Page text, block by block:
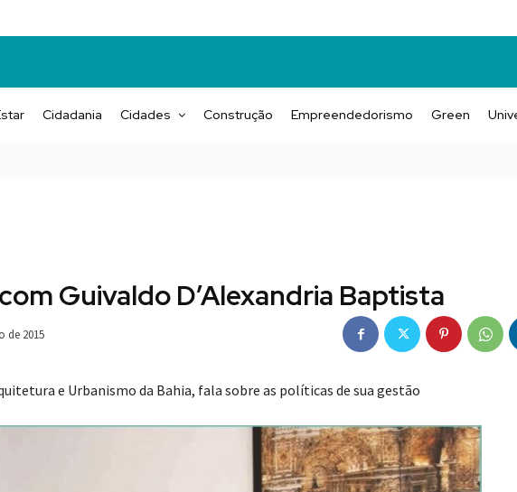
Cidadania Cidades Construção Empreendedorismo Green
Guivaldo D’Alexandria Baptista
de 2015
e Urbanismo da Bahia, fala sobre as políticas de sua gestão